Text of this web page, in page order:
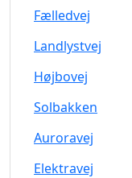
Fælledvej
Landlystvej
Højbovej
Solbakken
Auroravej
Elektravej